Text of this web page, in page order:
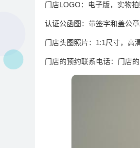
门店LOGO‌：电子版，实物拍
认证公函图‌：带签字和盖公章
门店头图照片‌：1:1尺寸，高
门店的预约联系电话‌：门店的